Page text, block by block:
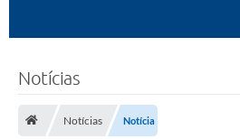
Notícias
Notícias Notícia